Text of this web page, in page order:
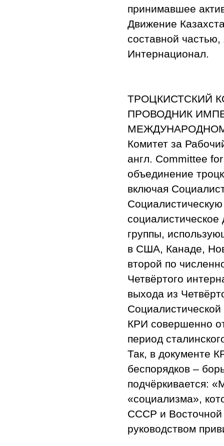
принимавшее
Движение
составной частью,
Интернационал.
ТРОЦКИСТСКИЙ
ПРОВОДНИК
Комитет за
англ. Committee
объединение
включая
группы,
в США, Канаде,
второй по
Четвёртого
выхода из
КРИ совершенно
период
Так, в документе
беспорядков –
подчёркивается:
«социализма»,
СССР и Восточной
руководством